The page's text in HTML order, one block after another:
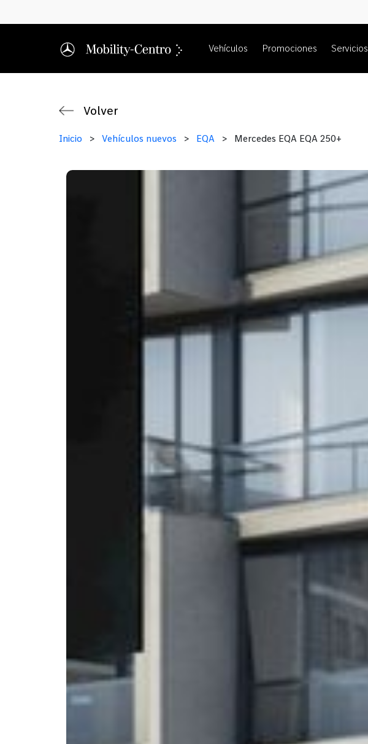
Vehículos Promociones Servicios
Volver
Inicio > Vehículos nuevos > EQA > Mercedes EQA EQA 250+